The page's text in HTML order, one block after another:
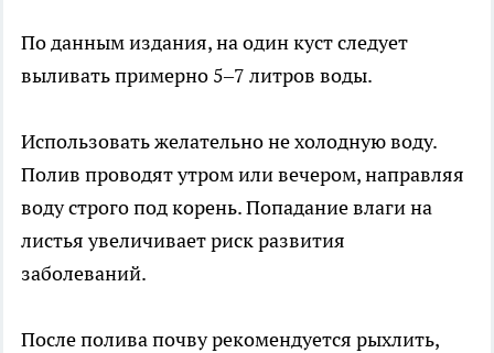
По данным издания, на один куст следует
выливать примерно 5–7 литров воды.
Использовать желательно не холодную воду.
Полив проводят утром или вечером, направляя
воду строго под корень. Попадание влаги на
листья увеличивает риск развития
заболеваний.
После полива почву рекомендуется рыхлить,